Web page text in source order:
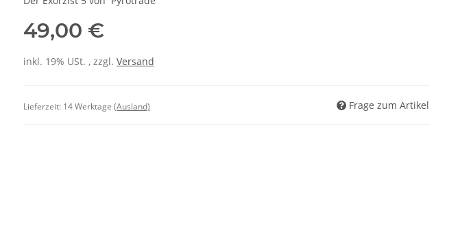
49,00 €
inkl. 19% USt. , zzgl. Versand
Lieferzeit: 14 Werktage (Ausland) Frage zum Artikel